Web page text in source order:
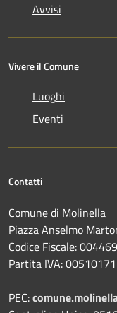
Avvisi
Vivere il Comune
Luoghi
Eventi
Contatti
Comune di Molinella
Piazza Anselmo
Codice Fiscale:
Partita IVA:
PEC: